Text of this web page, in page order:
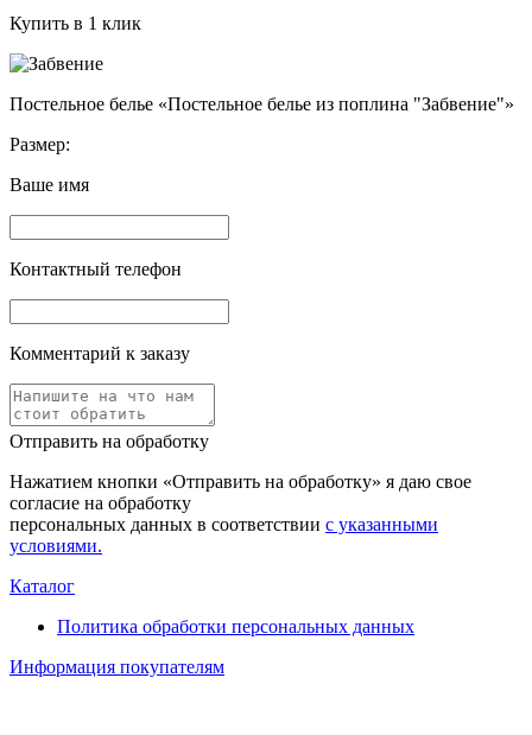
Купить в 1 клик
Постельное белье «Постельное белье из поплина "Забвение"»
Размер:
Ваше имя
Контактный телефон
Комментарий к заказу
Отправить на обработку
Нажатием кнопки «Отправить на обработку» я даю свое
согласие на обработку
персональных данных в соответствии с указанными
условиями.
Каталог
Политика обработки персональных данных
Информация покупателям